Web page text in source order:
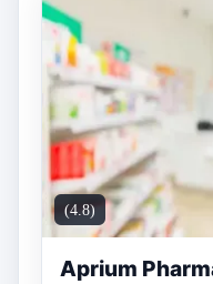
(4.8)
Aprium